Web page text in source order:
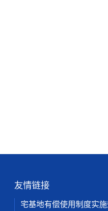
友情链接
宅基地有偿使用制度实